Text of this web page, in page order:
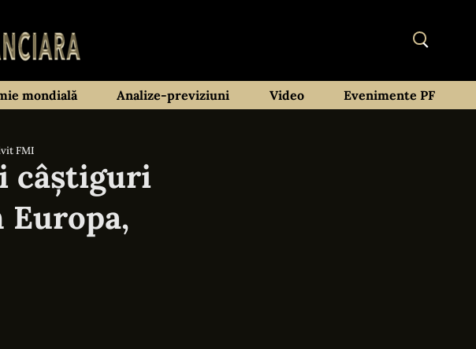
mondială Analize-previziuni Video Evenimente PF
FMI
câștiguri